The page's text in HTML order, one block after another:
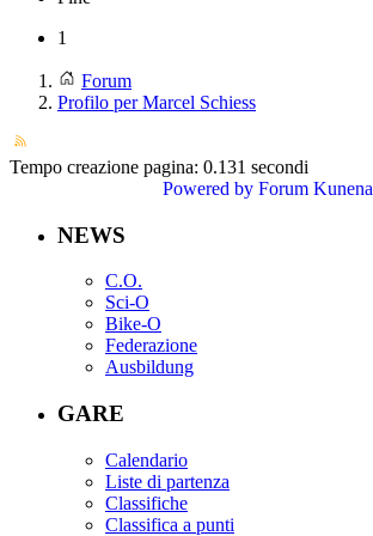
1
Forum
Profilo per Marcel Schiess
Tempo creazione pagina: 0.131 secondi
Powered by Forum Kunena
NEWS
C.O.
Sci-O
Bike-O
Federazione
Ausbildung
GARE
Calendario
Liste di partenza
Classifiche
Classifica a punti